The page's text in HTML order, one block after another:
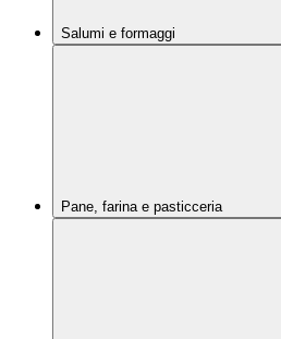
Salumi e formaggi
Pane, farina e pasticceria